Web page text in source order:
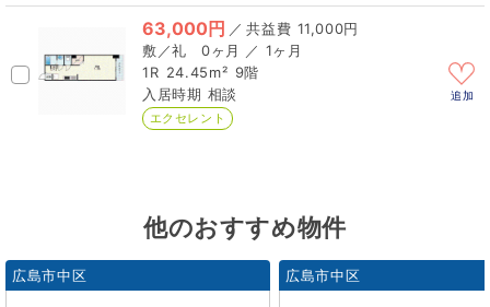
63,000円 ／
11,000円
0ヶ月 ／ 1ヶ月
1R 24.45m² 9階
相談
エクセレント
追加
他のおすすめ物件
広島市中区 広島市中区